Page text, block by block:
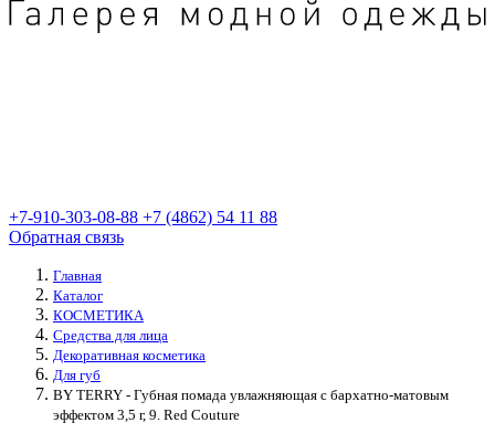
+7-910-303-08-88 +7 (4862) 54 11 88
Обратная связь
Главная
Каталог
КОСМЕТИКА
Средства для лица
Декоративная косметика
Для губ
BY TERRY - Губная помада увлажняющая с бархатно-матовым
эффектом 3,5 г, 9. Red Couture